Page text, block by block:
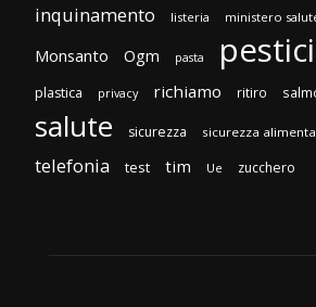
inquinamento listeria ministero
Monsanto Ogm pasta
plastica privacy richiamo ritiro
salute sicurezza sicurezza
telefonia test tim Ue zucchero